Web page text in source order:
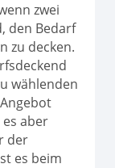
zwei
den Bedarf
zu decken.
wählenden
aber
der
es beim